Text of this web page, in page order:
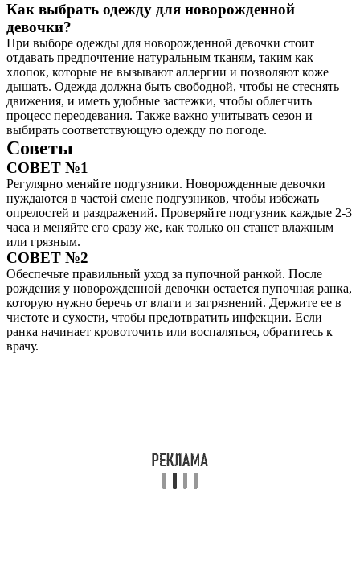
Как выбрать одежду для новорожденной
девочки?
При выборе одежды для новорожденной девочки стоит
отдавать предпочтение натуральным тканям, таким как
хлопок, которые не вызывают аллергии и позволяют коже
дышать. Одежда должна быть свободной, чтобы не стеснять
движения, и иметь удобные застежки, чтобы облегчить
процесс переодевания. Также важно учитывать сезон и
выбирать соответствующую одежду по погоде.
Советы
СОВЕТ №1
Регулярно меняйте подгузники. Новорожденные девочки
нуждаются в частой смене подгузников, чтобы избежать
опрелостей и раздражений. Проверяйте подгузник каждые 2-3
часа и меняйте его сразу же, как только он станет влажным
или грязным.
СОВЕТ №2
Обеспечьте правильный уход за пупочной ранкой. После
рождения у новорожденной девочки остается пупочная ранка,
которую нужно беречь от влаги и загрязнений. Держите ее в
чистоте и сухости, чтобы предотвратить инфекции. Если
ранка начинает кровоточить или воспаляться, обратитесь к
врачу.